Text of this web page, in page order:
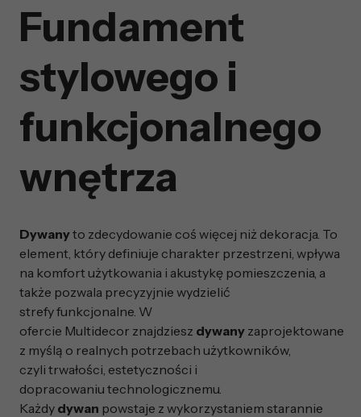
Fundament
stylowego i
funkcjonalnego
wnętrza
Dywanyto zdecydowanie coś więcej niż dekoracja. To
element, który definiuje charakter przestrzeni, wpływa
na komfort użytkowania i akustykę pomieszczenia, a
także pozwala precyzyjnie wydzielić
strefy funkcjonalne. W
ofercie Multidecor znajdziesz dywany zaprojektowane
z myślą o realnych potrzebach użytkowników,
czyli trwałości, estetyczności i
dopracowaniu technologicznemu.
Każdy dywan powstaje z wykorzystaniem starannie